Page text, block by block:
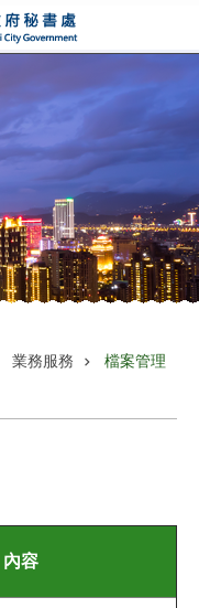
業務服務 檔案管理
內容